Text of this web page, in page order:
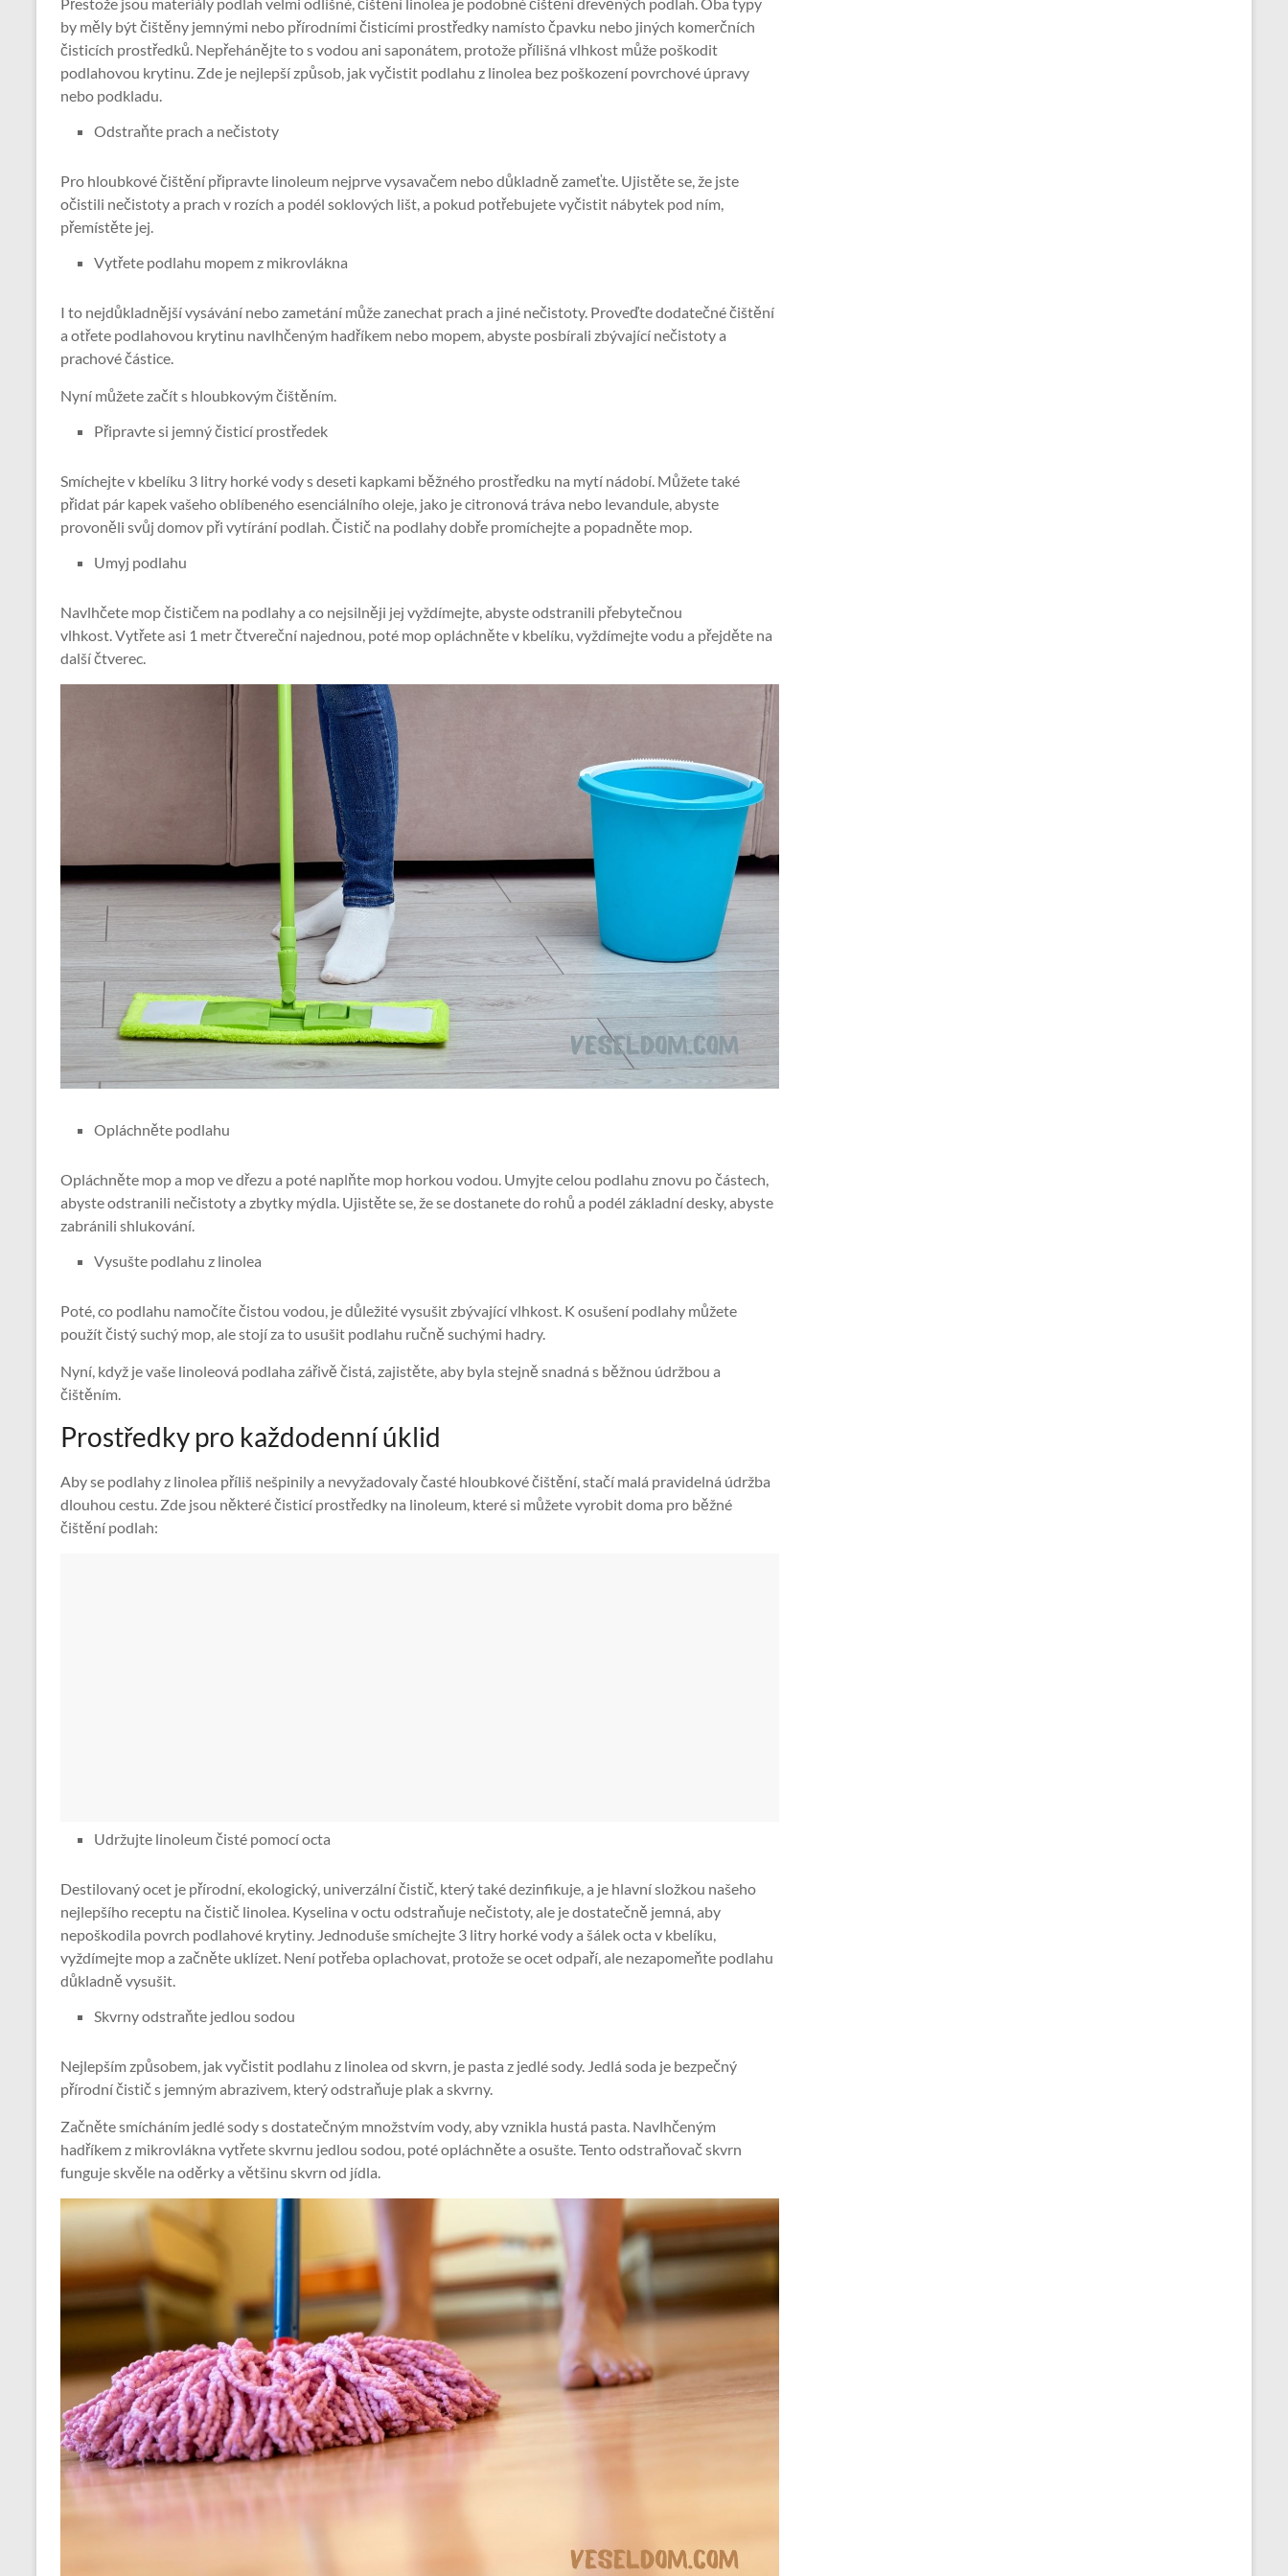
by měly být čištěny jemnými nebo přírodními čisticími prostředky namísto čpavku nebo jiných komerčních
čisticích prostředků. Nepřehánějte to s vodou ani saponátem, protože přílišná vlhkost může poškodit
podlahovou krytinu. Zde je nejlepší způsob, jak vyčistit podlahu z linolea bez poškození povrchové úpravy
nebo podkladu.
Odstraňte prach a nečistoty
Pro hloubkové čištění připravte linoleum nejprve vysavačem nebo důkladně zameťte. Ujistěte se, že jste
očistili nečistoty a prach v rozích a podél soklových lišt, a pokud potřebujete vyčistit nábytek pod ním,
přemístěte jej.
Vytřete podlahu mopem z mikrovlákna
I to nejdůkladnější vysávání nebo zametání může zanechat prach a jiné nečistoty. Proveďte dodatečné čištění
a otřete podlahovou krytinu navlhčeným hadříkem nebo mopem, abyste posbírali zbývající nečistoty a
prachové částice.
Nyní můžete začít s hloubkovým čištěním.
Připravte si jemný čisticí prostředek
Smíchejte v kbelíku 3 litry horké vody s deseti kapkami běžného prostředku na mytí nádobí. Můžete také
přidat pár kapek vašeho oblíbeného esenciálního oleje, jako je citronová tráva nebo levandule, abyste
provoněli svůj domov při vytírání podlah. Čistič na podlahy dobře promíchejte a popadněte mop.
Umyj podlahu
Navlhčete mop čističem na podlahy a co nejsilněji jej vyždímejte, abyste odstranili přebytečnou
vlhkost. Vytřete asi 1 metr čtvereční najednou, poté mop opláchněte v kbelíku, vyždímejte vodu a přejděte na
další čtverec.
Opláchněte podlahu
Opláchněte mop a mop ve dřezu a poté naplňte mop horkou vodou. Umyjte celou podlahu znovu po částech,
abyste odstranili nečistoty a zbytky mýdla. Ujistěte se, že se dostanete do rohů a podél základní desky, abyste
zabránili shlukování.
Vysušte podlahu z linolea
Poté, co podlahu namočíte čistou vodou, je důležité vysušit zbývající vlhkost. K osušení podlahy můžete
použít čistý suchý mop, ale stojí za to usušit podlahu ručně suchými hadry.
Nyní, když je vaše linoleová podlaha zářivě čistá, zajistěte, aby byla stejně snadná s běžnou údržbou a
čištěním.
Prostředky pro každodenní úklid
Aby se podlahy z linolea příliš nešpinily a nevyžadovaly časté hloubkové čištění, stačí malá pravidelná údržba
dlouhou cestu. Zde jsou některé čisticí prostředky na linoleum, které si můžete vyrobit doma pro běžné
čištění podlah:
Udržujte linoleum čisté pomocí octa
Destilovaný ocet je přírodní, ekologický, univerzální čistič, který také dezinfikuje, a je hlavní složkou našeho
nejlepšího receptu na čistič linolea. Kyselina v octu odstraňuje nečistoty, ale je dostatečně jemná, aby
nepoškodila povrch podlahové krytiny. Jednoduše smíchejte 3 litry horké vody a šálek octa v kbelíku,
vyždímejte mop a začněte uklízet. Není potřeba oplachovat, protože se ocet odpaří, ale nezapomeňte podlahu
důkladně vysušit.
Skvrny odstraňte jedlou sodou
Nejlepším způsobem, jak vyčistit podlahu z linolea od skvrn, je pasta z jedlé sody. Jedlá soda je bezpečný
přírodní čistič s jemným abrazivem, který odstraňuje plak a skvrny.
Začněte smícháním jedlé sody s dostatečným množstvím vody, aby vznikla hustá pasta. Navlhčeným
hadříkem z mikrovlákna vytřete skvrnu jedlou sodou, poté opláchněte a osušte. Tento odstraňovač skvrn
funguje skvěle na oděrky a většinu skvrn od jídla.